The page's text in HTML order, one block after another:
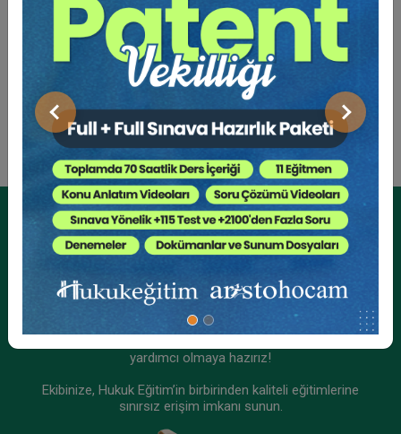
Önceki Sonraki
Sosyal Medya
Kurumsal Üyelikler İçin
Kurumsal Teklif Alın
yardımcı olmaya hazırız!
Ekibinize, Hukuk Eğitim’in birbirinden kaliteli eğitimlerine
sınırsız erişim imkanı sunun.